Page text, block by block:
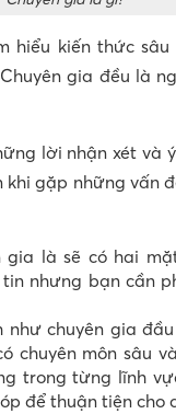
hiểu kiến thức
gia đều là
lời nhận xét và
gặp những vấn
là sẽ có hai
nhưng bạn cần
như chuyên gia
chuyên môn sâu
trong từng lĩnh
để thuận tiện cho